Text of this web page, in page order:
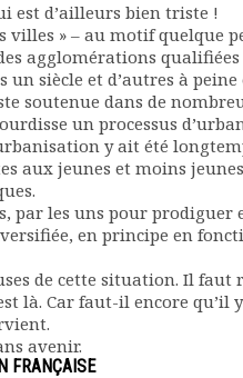
est d’ailleurs bien triste !
villes » – au motif quelque
agglomérations qualifiées
siècle et d’autres à
soutenue dans de
un processus
y ait été
aux jeunes et moins
par les uns pour
en principe en
de cette situation. Il
là. Car faut-il encore qu’il
avenir.
FRANÇAISE